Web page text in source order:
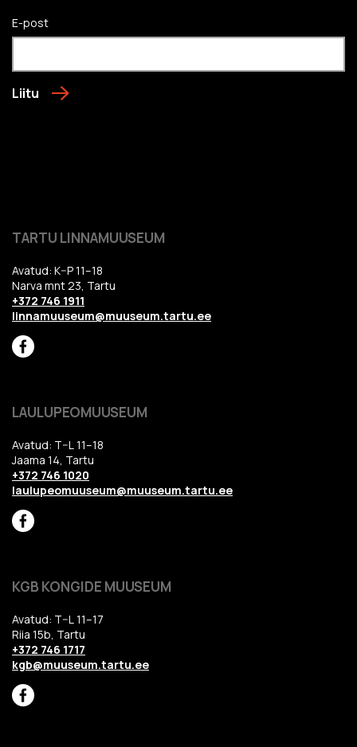
E-post
Liitu
TARTU LINNAMUUSEUM
Avatud: K–P 11–18
Narva mnt 23, Tartu
+372 746 1911
linnamuuseum@muuseum.tartu.ee
LAULUPEOMUUSEUM
Avatud: T–L 11–18
Jaama 14, Tartu
+372 746 1020
laulupeomuuseum@muuseum.tartu.ee
KGB KONGIDE MUUSEUM
Avatud: T–L 11–17
Riia 15b, Tartu
+372 746 1717
kgb@muuseum.tartu.ee